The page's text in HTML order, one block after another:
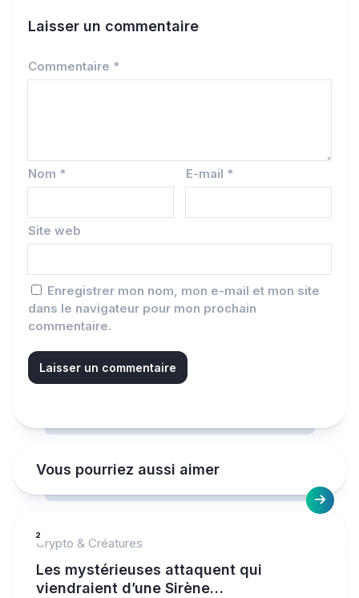
Laisser un commentaire
Commentaire *
Nom * E-mail *
Site web
Enregistrer mon nom, mon e-mail et mon site
dans le navigateur pour mon prochain
commentaire.
Vous pourriez aussi aimer
2
Crypto & Créatures
Les mystérieuses attaquent qui
viendraient d’une Sirène…